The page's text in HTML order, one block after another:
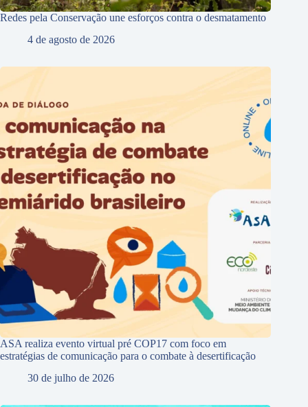
Redes pela Conservação une esforços contra o desmatamento
4 de agosto de 2026
ASA realiza evento virtual pré COP17 com foco em
estratégias de comunicação para o combate à desertificação
30 de julho de 2026